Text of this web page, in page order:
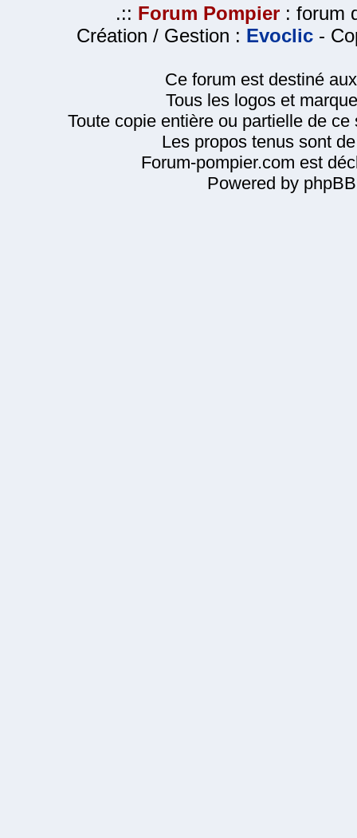
.:: Forum Pompier : forum
Création / Gestion : Evoclic -
Ce forum est destiné
Tous les logos et
Toute copie entière ou partielle de
Les propos tenus sont
Forum-pompier.com est
Powered by